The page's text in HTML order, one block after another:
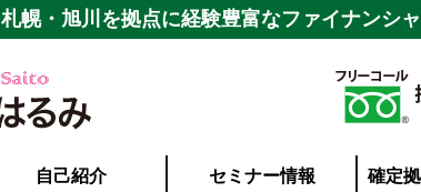
札幌・旭川を拠点に経験豊富なファイナンシ
自己紹介 セミナー情報 確定